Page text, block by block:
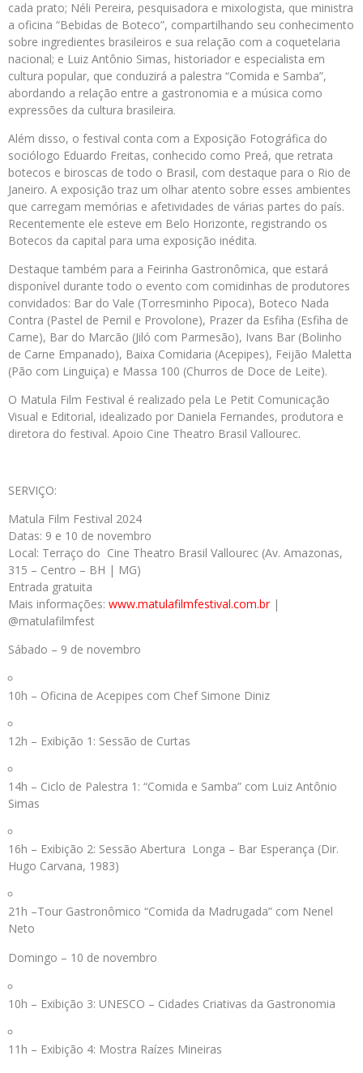
cada prato; Néli Pereira, pesquisadora e mixologista, que ministra
a oficina “Bebidas de Boteco”, compartilhando seu conhecimento
sobre ingredientes brasileiros e sua relação com a coquetelaria
nacional; e Luiz Antônio Simas, historiador e especialista em
cultura popular, que conduzirá a palestra “Comida e Samba”,
abordando a relação entre a gastronomia e a música como
expressões da cultura brasileira.
Além disso, o festival conta com a Exposição Fotográfica do
sociólogo Eduardo Freitas, conhecido como Preá, que retrata
botecos e biroscas de todo o Brasil, com destaque para o Rio de
Janeiro. A exposição traz um olhar atento sobre esses ambientes
que carregam memórias e afetividades de várias partes do país.
Recentemente ele esteve em Belo Horizonte, registrando os
Botecos da capital para uma exposição inédita.
Destaque também para a Feirinha Gastronômica, que estará
disponível durante todo o evento com comidinhas de produtores
convidados: Bar do Vale (Torresminho Pipoca), Boteco Nada
Contra (Pastel de Pernil e Provolone), Prazer da Esfiha (Esfiha de
Carne), Bar do Marcão (Jiló com Parmesão), Ivans Bar (Bolinho
de Carne Empanado), Baixa Comidaria (Acepipes), Feijão Maletta
(Pão com Linguiça) e Massa 100 (Churros de Doce de Leite).
O Matula Film Festival é realizado pela Le Petit Comunicação
Visual e Editorial, idealizado por Daniela Fernandes, produtora e
diretora do festival. Apoio Cine Theatro Brasil Vallourec.
SERVIÇO:
Matula Film Festival 2024
Datas: 9 e 10 de novembro
Local: Terraço do Cine Theatro Brasil Vallourec (Av. Amazonas,
315 – Centro – BH | MG)
Entrada gratuita
Mais informações: www.matulafilmfestival.com.br|
@matulafilmfest
Sábado – 9 de novembro
10h – Oficina de Acepipes com Chef Simone Diniz
12h – Exibição 1: Sessão de Curtas
14h – Ciclo de Palestra 1: “Comida e Samba” com Luiz Antônio
Simas
16h – Exibição 2: Sessão Abertura Longa – Bar Esperança (Dir.
Hugo Carvana, 1983)
21h –Tour Gastronômico “Comida da Madrugada” com Nenel
Neto
Domingo – 10 de novembro
10h – Exibição 3: UNESCO – Cidades Criativas da Gastronomia
11h – Exibição 4: Mostra Raízes Mineiras